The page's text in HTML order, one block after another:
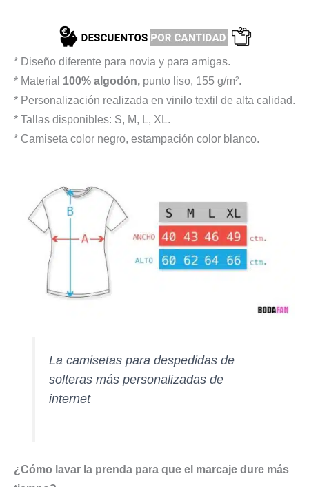
* Diseño diferente para novia y para amigas.
* Material 100% algodón, punto liso, 155 g/m².
* Personalización realizada en vinilo textil de alta calidad.
* Tallas disponibles: S, M, L, XL.
* Camiseta color negro, estampación color blanco.
La camisetas para despedidas de
solteras más personalizadas de
internet
¿Cómo lavar la prenda para que el marcaje dure más